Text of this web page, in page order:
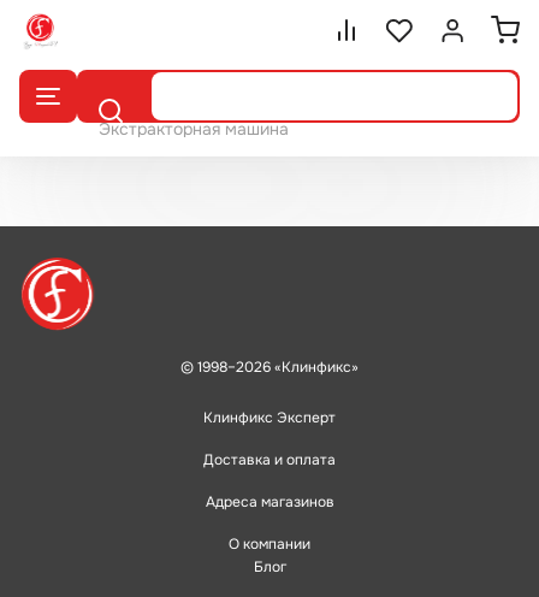
Сравнение.
СписокВойти или
Экстракторная машина
Поиск
© 1998–2026 «Клинфикс»
Клинфикс Эксперт
Доставка и оплата
Адреса магазинов
О компании
Блог